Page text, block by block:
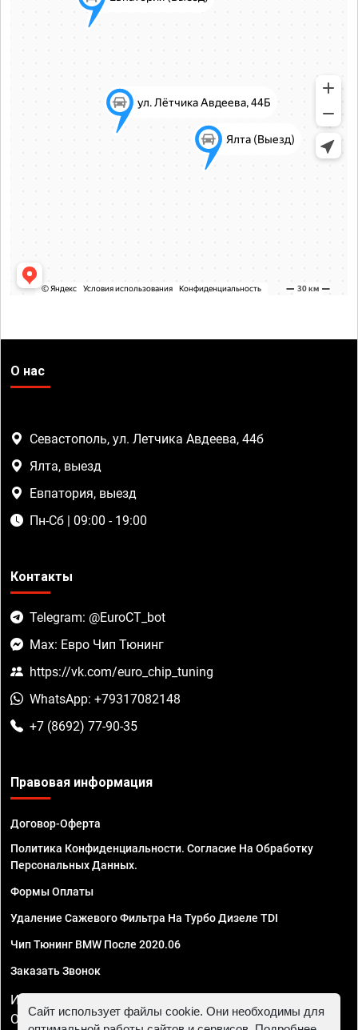
О нас
Севастополь, ул. Летчика Авдеева, 44б
Ялта, выезд
Евпатория, выезд
Пн-Сб | 09:00 - 19:00
Контакты
Telegram: @EuroCT_bot
Max: Евро Чип Тюнинг
https://vk.com/euro_chip_tuning
WhatsApp: +79317082148
+7 (8692) 77-90-35
Правовая информация
Договор-Оферта
Политика Конфиденциальности. Согласие На Обработку
Персональных Данных.
Формы Оплаты
Удаление Сажевого Фильтра На Турбо Дизеле TDI
Чип Тюнинг BMW После 2020.06
Заказать Звонок
ИП Смирнов Георгий Павлович. ИНН 781302555843,
ОГРНИП 324470400032610
Сайт использует файлы cookie. Они необходимы для